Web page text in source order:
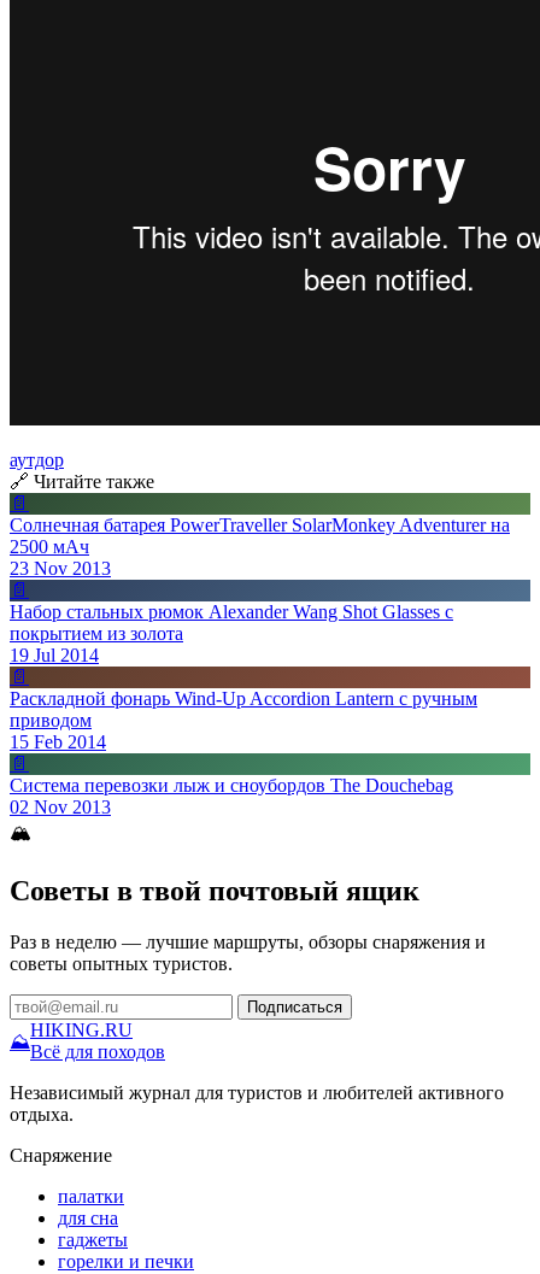
аутдор
🔗 Читайте также
📄
Солнечная батарея PowerTraveller SolarMonkey Adventurer на
2500 мАч
23 Nov 2013
📄
Набор стальных рюмок Alexander Wang Shot Glasses с
покрытием из золота
19 Jul 2014
📄
Раскладной фонарь Wind-Up Accordion Lantern с ручным
приводом
15 Feb 2014
📄
Система перевозки лыж и сноубордов The Douchebag
02 Nov 2013
🏔
Советы в твой почтовый ящик
Раз в неделю — лучшие маршруты, обзоры снаряжения и
советы опытных туристов.
Подписаться
⛰
HIKING.RU
Всё для походов
Независимый журнал для туристов и любителей активного
отдыха.
Снаряжение
палатки
для сна
гаджеты
горелки и печки